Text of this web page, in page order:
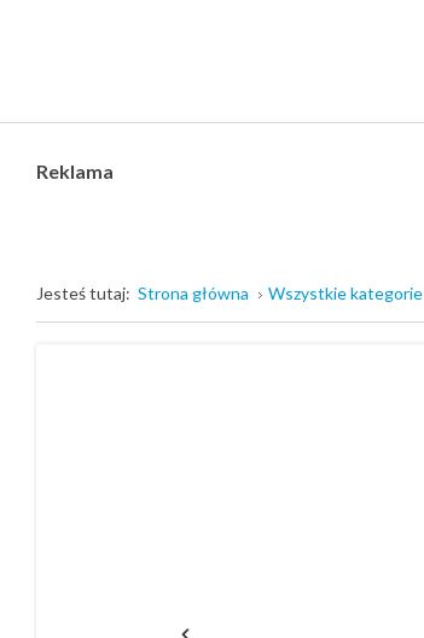
Reklama
Jesteś tutaj: Strona główna Wszystkie kategorie